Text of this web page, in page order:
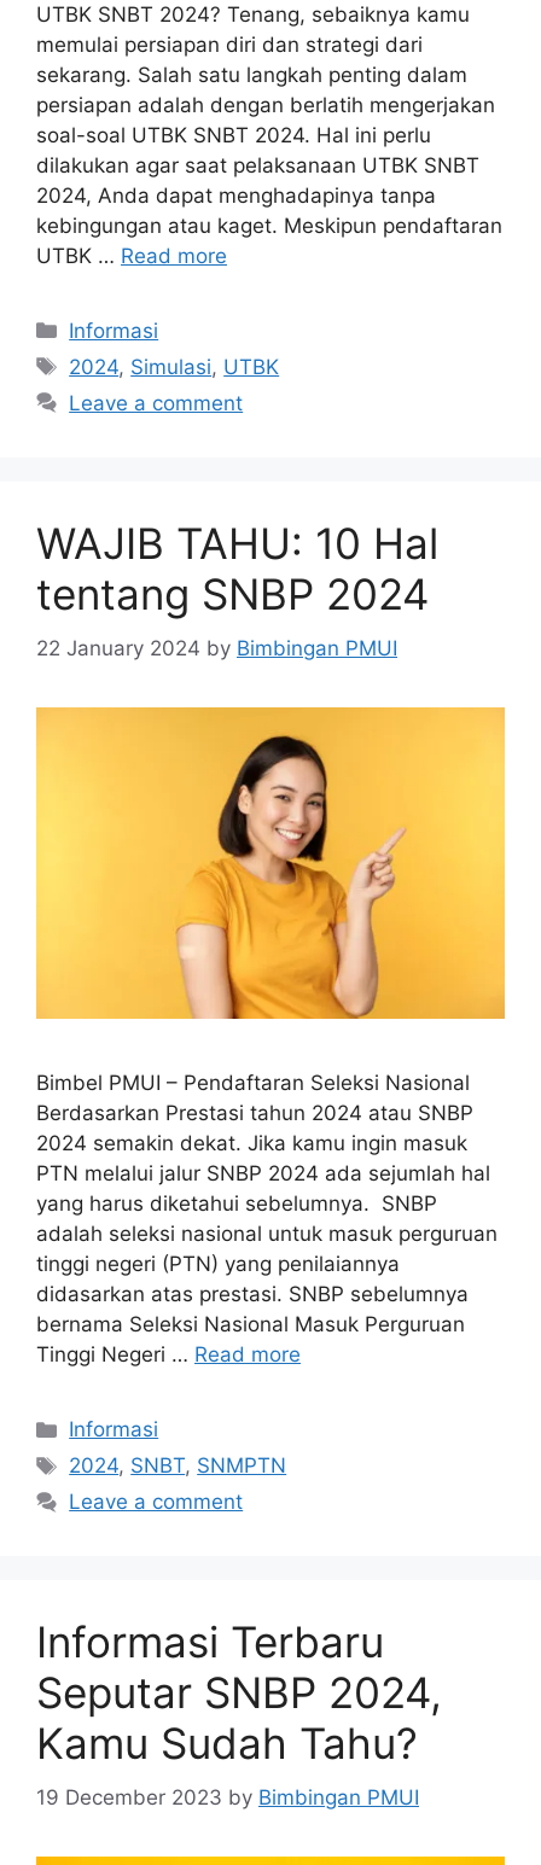
UTBK SNBT 2024? Tenang, sebaiknya kamu
memulai persiapan diri dan strategi dari
sekarang. Salah satu langkah penting dalam
persiapan adalah dengan berlatih mengerjakan
soal-soal UTBK SNBT 2024. Hal ini perlu
dilakukan agar saat pelaksanaan UTBK SNBT
2024, Anda dapat menghadapinya tanpa
kebingungan atau kaget. Meskipun pendaftaran
UTBK … Read more
Informasi
2024, Simulasi, UTBK
Leave a comment
WAJIB TAHU: 10 Hal
tentang SNBP 2024
22 January 2024 by Bimbingan PMUI
Bimbel PMUI – Pendaftaran Seleksi Nasional
Berdasarkan Prestasi tahun 2024 atau SNBP
2024 semakin dekat. Jika kamu ingin masuk
PTN melalui jalur SNBP 2024 ada sejumlah hal
yang harus diketahui sebelumnya. SNBP
adalah seleksi nasional untuk masuk perguruan
tinggi negeri (PTN) yang penilaiannya
didasarkan atas prestasi. SNBP sebelumnya
bernama Seleksi Nasional Masuk Perguruan
Tinggi Negeri … Read more
Informasi
2024, SNBT, SNMPTN
Leave a comment
Informasi Terbaru
Seputar SNBP 2024,
Kamu Sudah Tahu?
19 December 2023 by Bimbingan PMUI